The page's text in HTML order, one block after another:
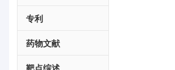
专利
药物文献
靶点综述